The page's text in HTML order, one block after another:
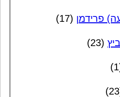
פרידמן (17)
(23)